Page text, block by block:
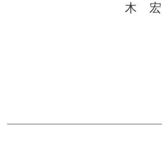
木 宏